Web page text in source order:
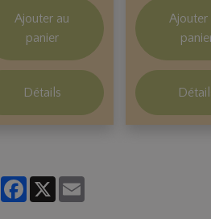
Ajouter au
panier
Détails
Ajouter
PartagerFacebook
X